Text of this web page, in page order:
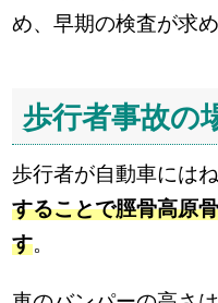
め、早期の検査が求め
歩行者事故の
歩行者が自動車には
することで脛骨高原
す。